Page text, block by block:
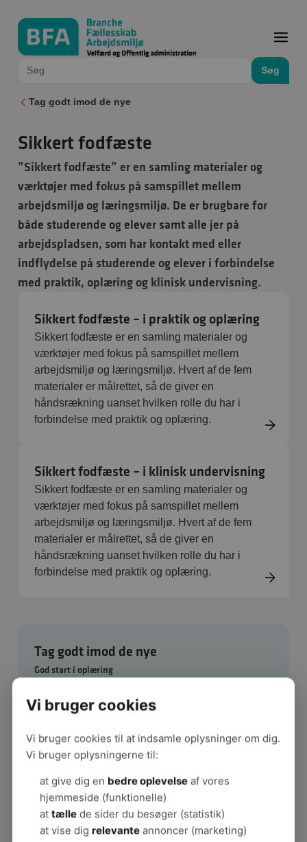
Søg
Tag godt imod de nye
Tag godt imod de nye
God start i oplæring
Guider til den gode modtagelse
Sikkert fodfæste
Hvem gør hvad?
Til unge under 18: Ung med job
Fem anbefalinger: God modtagelse af unge
Er jeg overhovedet god nok?
Case: Godt fundament i Aarhus
Sikkert fodfæste
”Sikkert fodfæste” er en samling materialer og
værktøjer med fokus på samspillet mellem
arbejdsmiljø og læringsmiljø. De er brugbare for
både studerende og elever samt alle jer på
arbejdspladsen, som har kontakt med eller
indflydelse på studerende og elever i forbindelse
med praktik, oplæring og klinisk undervisning.
Sikkert fodfæste – i praktik og oplæring
Sikkert fodfæste er en samling materialer og
værktøjer med fokus på samspillet mellem
arbejdsmiljø og læringsmiljø. Hvert af de fem
materialer er målrettet, så de giver en
håndsrækning uanset hvilken rolle du har i
forbindelse med praktik og oplæring.
Sikkert fodfæste – i klinisk undervisning
Sikkert fodfæste er en samling materialer og
værktøjer med fokus på samspillet mellem
arbejdsmiljø og læringsmiljø. Hvert af de fem
materialer er målrettet, så de giver en
håndsrækning uanset hvilken rolle du har i
forbindelse med praktik og oplæring.
Vi bruger cookies
Vi bruger cookies til at indsamle oplysninger om dig.
Vi bruger oplysningerne til:
at give dig en bedre oplevelseaf vores
hjemmeside (funktionelle)
at tællede sider du besøger (statistik)
at vise dig relevanteannoncer (marketing)